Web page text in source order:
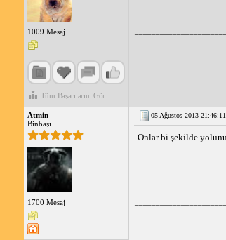
1009 Mesaj
Tüm Başarılarını Gör
Atmin
Binbaşı
1700 Mesaj
05 Ağustos 2013 21:46:11
Onlar bi şekilde